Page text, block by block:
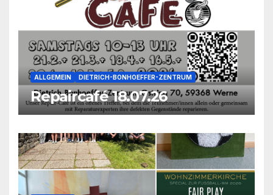
ALLGEMEIN DIETRICH-BONHOEFFER-ZENTRUM
Repaircafé 18.07.26